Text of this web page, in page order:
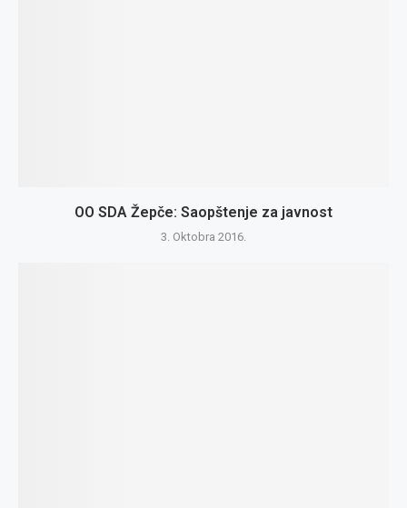
OO SDA Žepče: Saopštenje za javnost
3. Oktobra 2016.